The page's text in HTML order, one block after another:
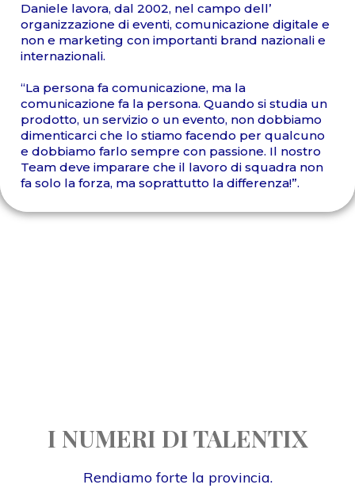
Daniele lavora, dal 2002, nel campo dell’
organizzazione di eventi, comunicazione digitale e
non e marketing con importanti brand nazionali e
internazionali.
“La persona fa comunicazione, ma la
comunicazione fa la persona. Quando si studia un
prodotto, un servizio o un evento, non dobbiamo
dimenticarci che lo stiamo facendo per qualcuno
e dobbiamo farlo sempre con passione. Il nostro
Team deve imparare che il lavoro di squadra non
fa solo la forza, ma soprattutto la differenza!”.
I NUMERI DI TALENTIX
Rendiamo forte la provincia.